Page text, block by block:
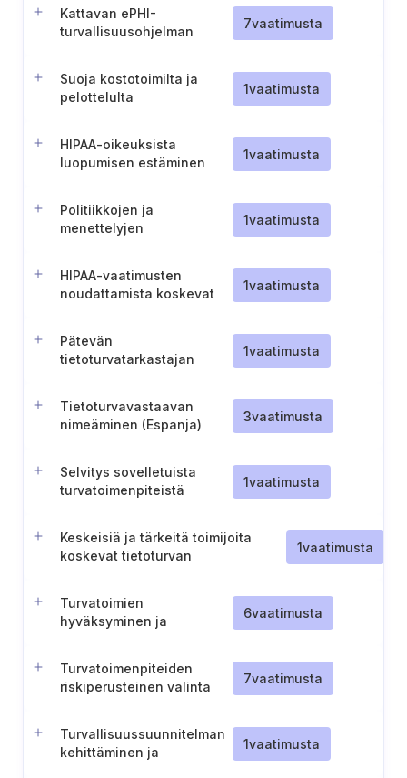
Kattavan ePHI-
turvallisuusohjelman
7vaatimusta
Suoja kostotoimilta ja
pelottelulta
1vaatimusta
HIPAA-oikeuksista
luopumisen estäminen
1vaatimusta
Politiikkojen ja
menettelyjen
1vaatimusta
HIPAA-vaatimusten
noudattamista koskevat
1vaatimusta
Pätevän
tietoturvatarkastajan
1vaatimusta
Tietoturvavastaavan
nimeäminen (Espanja)
3vaatimusta
Selvitys sovelletuista
turvatoimenpiteistä
1vaatimusta
Keskeisiä ja tärkeitä toimijoita
koskevat tietoturvan
1vaatimusta
Turvatoimien
hyväksyminen ja
6vaatimusta
Turvatoimenpiteiden
riskiperusteinen valinta
7vaatimusta
Turvallisuussuunnitelman
kehittäminen ja
1vaatimusta